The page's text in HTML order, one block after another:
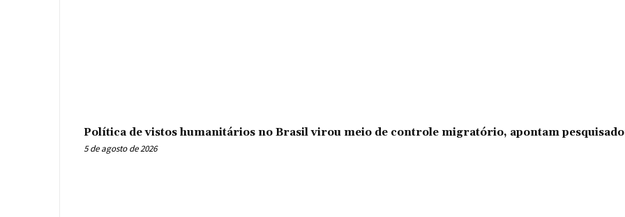
Política de vistos humanitários no Brasil virou meio de controle migratório, apontam
5 de agosto de 2026